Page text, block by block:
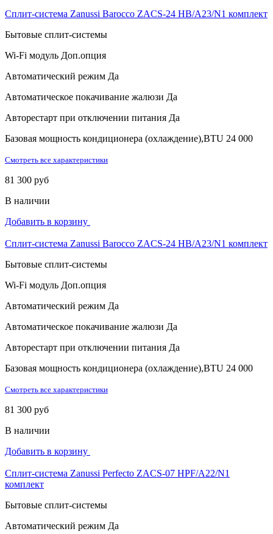
Сплит-система Zanussi Barocco ZACS-24 HB/A23/N1 комплект
Бытовые сплит-системы
Wi-Fi модуль Доп.опция
Автоматический режим Да
Автоматическое покачивание жалюзи Да
Авторестарт при отключении питания Да
Базовая мощность кондиционера (охлаждение),BTU 24 000
Смотреть все характеристики
81 300 руб
В наличии
Добавить в корзину
Сплит-система Zanussi Barocco ZACS-24 HB/A23/N1 комплект
Бытовые сплит-системы
Wi-Fi модуль Доп.опция
Автоматический режим Да
Автоматическое покачивание жалюзи Да
Авторестарт при отключении питания Да
Базовая мощность кондиционера (охлаждение),BTU 24 000
Смотреть все характеристики
81 300 руб
В наличии
Добавить в корзину
Сплит-система Zanussi Perfecto ZACS-07 HPF/A22/N1
комплект
Бытовые сплит-системы
Автоматический режим Да